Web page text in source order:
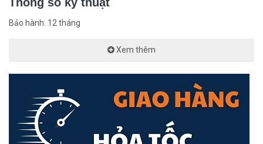
Bảo hành: 12 tháng
Xem thêm